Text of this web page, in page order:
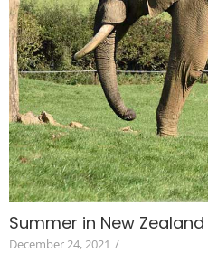
Summer in New Zealand
December 24, 2021 /